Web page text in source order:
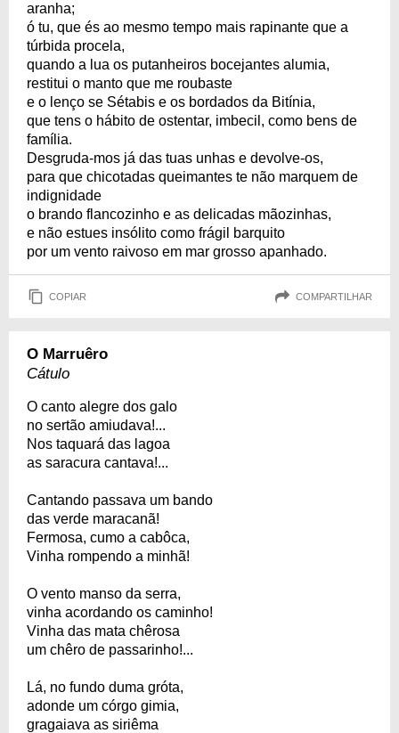
aranha;
ó tu, que és ao mesmo tempo mais rapinante que a
túrbida procela,
quando a lua os putanheiros bocejantes alumia,
restitui o manto que me roubaste
e o lenço se Sétabis e os bordados da Bitínia,
que tens o hábito de ostentar, imbecil, como bens de
família.
Desgruda-mos já das tuas unhas e devolve-os,
para que chicotadas queimantes te não marquem de
indignidade
o brando flancozinho e as delicadas mãozinhas,
e não estues insólito como frágil barquito
por um vento raivoso em mar grosso apanhado.
COPIAR COMPARTILHAR
O Marruêro
Cátulo
O canto alegre dos galo
no sertão amiudava!...
Nos taquará das lagoa
as saracura cantava!...
Cantando passava um bando
das verde maracanã!
Fermosa, cumo a cabôca,
Vinha rompendo a minhã!
O vento manso da serra,
vinha acordando os caminho!
Vinha das mata chêrosa
um chêro de passarinho!...
Lá, no fundo duma gróta,
adonde um córgo gimia,
gragaiava as siriêma